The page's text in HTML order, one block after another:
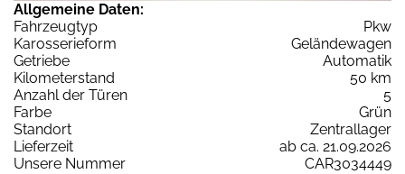
Allgemeine Daten:
Fahrzeugtyp
Pkw
Karosserieform
Geländewagen
Getriebe
Automatik
Kilometerstand
50 km
Anzahl der Türen
5
Farbe
Grün
Standort
Zentrallager
Lieferzeit
ab ca. 21.09.2026
Unsere Nummer
CAR3034449